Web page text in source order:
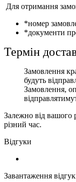
Для отримання
*номер
*документи
Термін
Замовлення
будуть
Замовлення,
Залежно від вашого
різний час.
Відгуки
Завантаження